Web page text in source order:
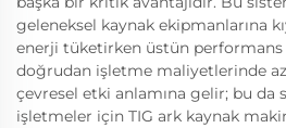
geleneksel kaynak ekipmanlarına
enerji tüketirken üstün
doğrudan işletme maliyetlerinde
çevresel etki anlamına gelir; bu da
işletmeler için TIG ark kaynak